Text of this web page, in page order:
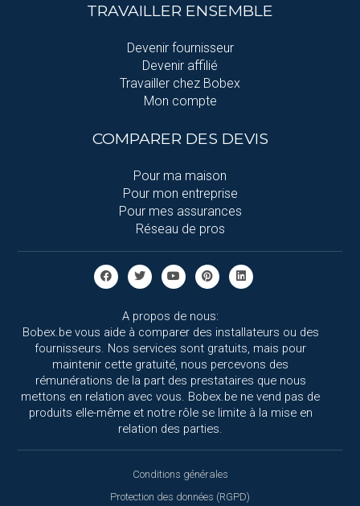
TRAVAILLER ENSEMBLE
Devenir fournisseur
Devenir affilié
Travailler chez Bobex
Mon compte
COMPARER DES DEVIS
Pour ma maison
Pour mon entreprise
Pour mes assurances
Réseau de pros
A propos de nous:
Bobex.be vous aide à comparer des installateurs ou des
fournisseurs. Nos services sont gratuits, mais pour
maintenir cette gratuité, nous percevons des
rémunérations de la part des prestataires que nous
mettons en relation avec vous. Bobex.be ne vend pas de
produits elle-même et notre rôle se limite à la mise en
relation des parties.
Conditions générales
Protection des données (RGPD)